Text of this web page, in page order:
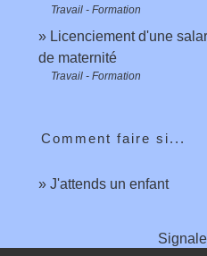
Travail - Formation
Licenciement d'une
de maternité
Travail - Formation
Comment faire si...
J'attends un enfant